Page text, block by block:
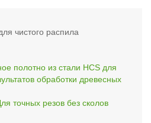
чистого распила
полотно из стали HCS для
обработки древесных
точных резов без сколов